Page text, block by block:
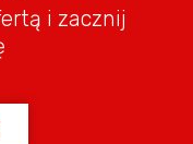
i zacznij